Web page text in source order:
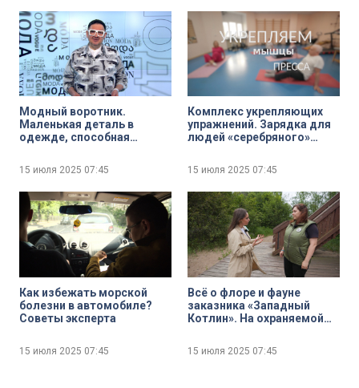
Модный воротник.
Маленькая деталь в
одежде, способная
15 июля 2025 07:45
Комплекс укрепляющих
упражнений. Зарядка для
людей «серебряного»
15 июля 2025 07:45
Как избежать морской
болезни в автомобиле?
Советы эксперта
15 июля 2025 07:45
Всё о флоре и фауне
заказника «Западный
Котлин». На охраняемой
центр
15 июля 2025 07:45